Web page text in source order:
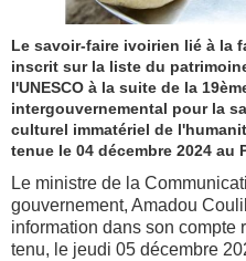
Le savoir-faire ivoirien lié à la
inscrit sur la liste du
l'UNESCO à la suite de la
intergouvernemental pour la
culturel immatériel de
tenue le 04 décembre 2024 au
Le ministre de la
gouvernement, Amadou
information dans son compte
tenu, le jeudi 05 décembre